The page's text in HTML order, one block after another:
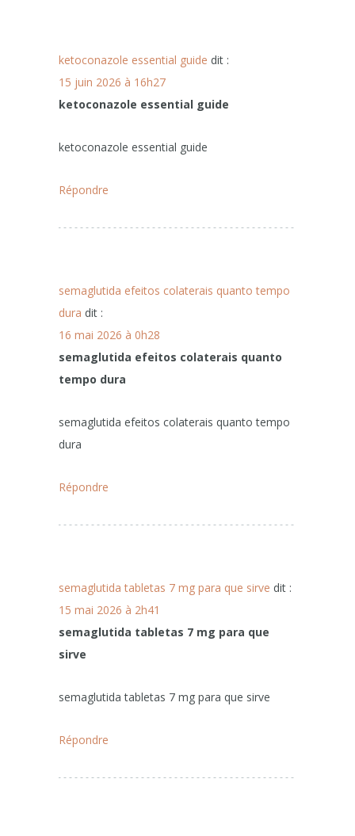
ketoconazole essential guide dit :
15 juin 2026 à 16h27
ketoconazole essential guide
ketoconazole essential guide
Répondre
semaglutida efeitos colaterais quanto tempo
dura dit :
16 mai 2026 à 0h28
semaglutida efeitos colaterais quanto
tempo dura
semaglutida efeitos colaterais quanto tempo
dura
Répondre
semaglutida tabletas 7 mg para que sirve dit :
15 mai 2026 à 2h41
semaglutida tabletas 7 mg para que
sirve
semaglutida tabletas 7 mg para que sirve
Répondre